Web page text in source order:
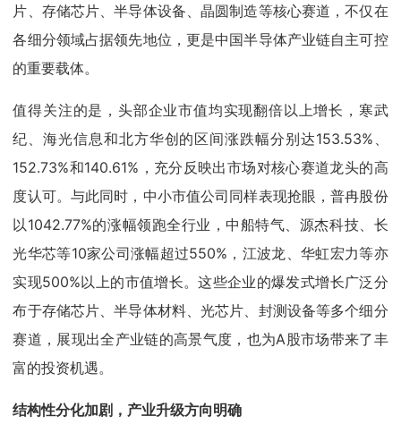
片、存储芯片、半导体设备、晶圆制造等核心赛道，不仅在
各细分领域占据领先地位，更是中国半导体产业链自主可控
的重要载体。
值得关注的是，头部企业市值均实现翻倍以上增长，寒武
纪、海光信息和北方华创的区间涨跌幅分别达153.53%、
152.73%和140.61%，充分反映出市场对核心赛道龙头的高
度认可。与此同时，中小市值公司同样表现抢眼，普冉股份
以1042.77%的涨幅领跑全行业，中船特气、源杰科技、长
光华芯等10家公司涨幅超过550%，江波龙、华虹宏力等亦
实现500%以上的市值增长。这些企业的爆发式增长广泛分
布于存储芯片、半导体材料、光芯片、封测设备等多个细分
赛道，展现出全产业链的高景气度，也为A股市场带来了丰
富的投资机遇。
结构性分化加剧，产业升级方向明确